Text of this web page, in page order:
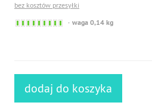
bez kosztów przesyłki
Sofort
waga 0,14 kg
dodaj do koszyka